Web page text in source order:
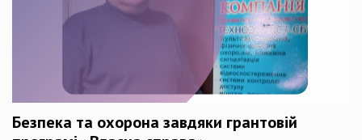
Безпека та охорона завдяки грантовій